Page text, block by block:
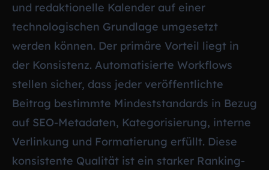
und redaktionelle Kalender auf einer
technologischen Grundlage umgesetzt
werden können. Der primäre Vorteil liegt in
der Konsistenz. Automatisierte Workflows
stellen sicher, dass jeder veröffentlichte
Beitrag bestimmte Mindeststandards in Bezug
auf SEO-Metadaten, Kategorisierung, interne
Verlinkung und Formatierung erfüllt. Diese
konsistente Qualität ist ein starker Ranking-